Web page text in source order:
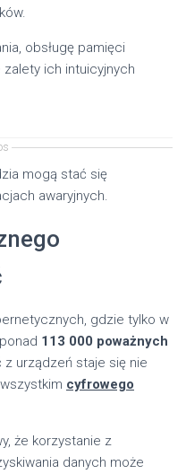
obsługę pamięci
ich intuicyjnych
mogą stać się
awaryjnych.
gdzie tylko w
113 000 poważnych
z urządzeń staje się nie
cyfrowego
że korzystanie z
danych może